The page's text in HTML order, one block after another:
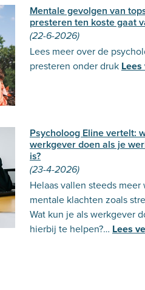
Mentale gevolgen van
presteren ten koste gaat
(22-6-2026)
Lees meer over de
presteren onder druk
Psycholoog Eline vertelt:
werkgever doen als je
is?
(23-4-2026)
Helaas vallen steeds
mentale klachten zoals
Wat kun je als werkgever
hierbij te helpen?… Lees